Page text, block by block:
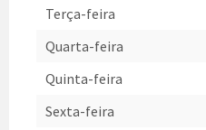
Terça-feira
Quarta-feira
Quinta-feira
Sexta-feira